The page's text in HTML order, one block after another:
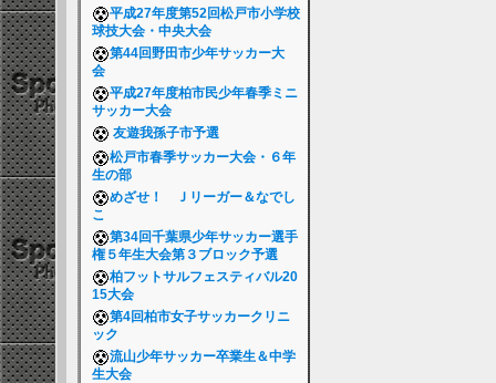
平成27年度第52回松戸市小学校
球技大会・中央大会
第44回野田市少年サッカー大
会
平成27年度柏市民少年春季ミニ
サッカー大会
友遊我孫子市予選
松戸市春季サッカー大会・６年
生の部
めざせ！ Ｊリーガー＆なでし
こ
第34回千葉県少年サッカー選手
権５年生大会第３ブロック予選
柏フットサルフェスティバル20
15大会
第4回柏市女子サッカークリニ
ック
流山少年サッカー卒業生＆中学
生大会